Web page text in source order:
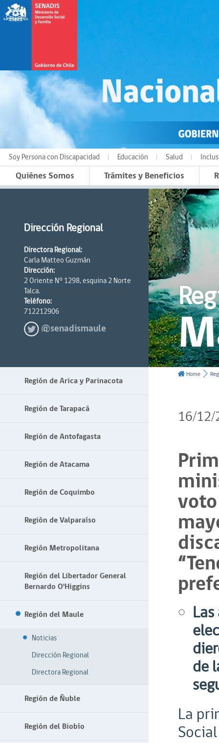
Soy Persona con Discapacidad Educación Salud
Quiénes Somos Trámites y Beneficios
Dirección Regional
Directora Regional:
Carla Matteo Guzmán
Dirección:
2 Oriente N° 1298, esquina 2 Norte
Talca.
Teléfono:
712212906
@senadismaule
Región de Arica y Parinacota
Región de Tarapacá
Región de Antofagasta
Región de Atacama
Región de Coquimbo
Región de Valparaíso
Región Metropolitana
Región del Libertador General
Bernardo O'Higgins
Región del Maule
Noticias
Dirección Regional
Directora Regional
Región de Ñuble
Región del Biobío
Home
16/
de
La